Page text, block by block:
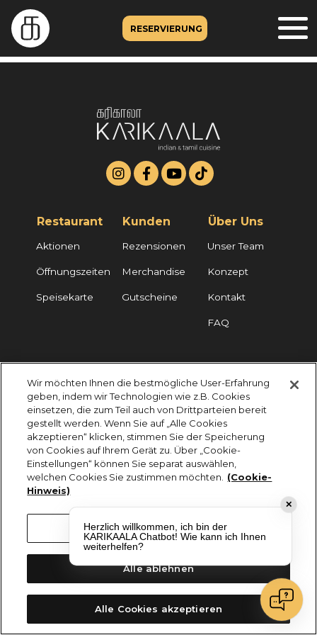
RESERVIERUNG
Restaurant
Aktionen
Öffnungszeiten
Speisekarte
Kunden
Rezensionen
Merchandise
Gutscheine
Über Uns
Unser Team
Konzept
Kontakt
FAQ
KARIKAALA ©2026 - Saily Food Service GmbH
Alle Rechte vorbehalten
✕
Herzlich willkommen, ich bin der
KARIKAALA Chatbot! Wie kann ich Ihnen
weiterhelfen?
Wir möchten Ihnen die bestmögliche User-Erfahrung
geben, indem wir Technologien wie z.B. Cookies
einsetzen, die zum Teil auch von Drittparteien bereit
gestellt werden. Wenn Sie auf „Alle Cookies
akzeptieren“ klicken, stimmen Sie der Speicherung
von Cookies auf Ihrem Gerät zu. Über „Cookie-
Einstellungen“ können Sie separat auswählen,
welchen Cookies Sie zustimmen möchten.
(Cookie-
Hinweis)
Cookie-Einstellungen
Alle ablehnen
Alle Cookies akzeptieren